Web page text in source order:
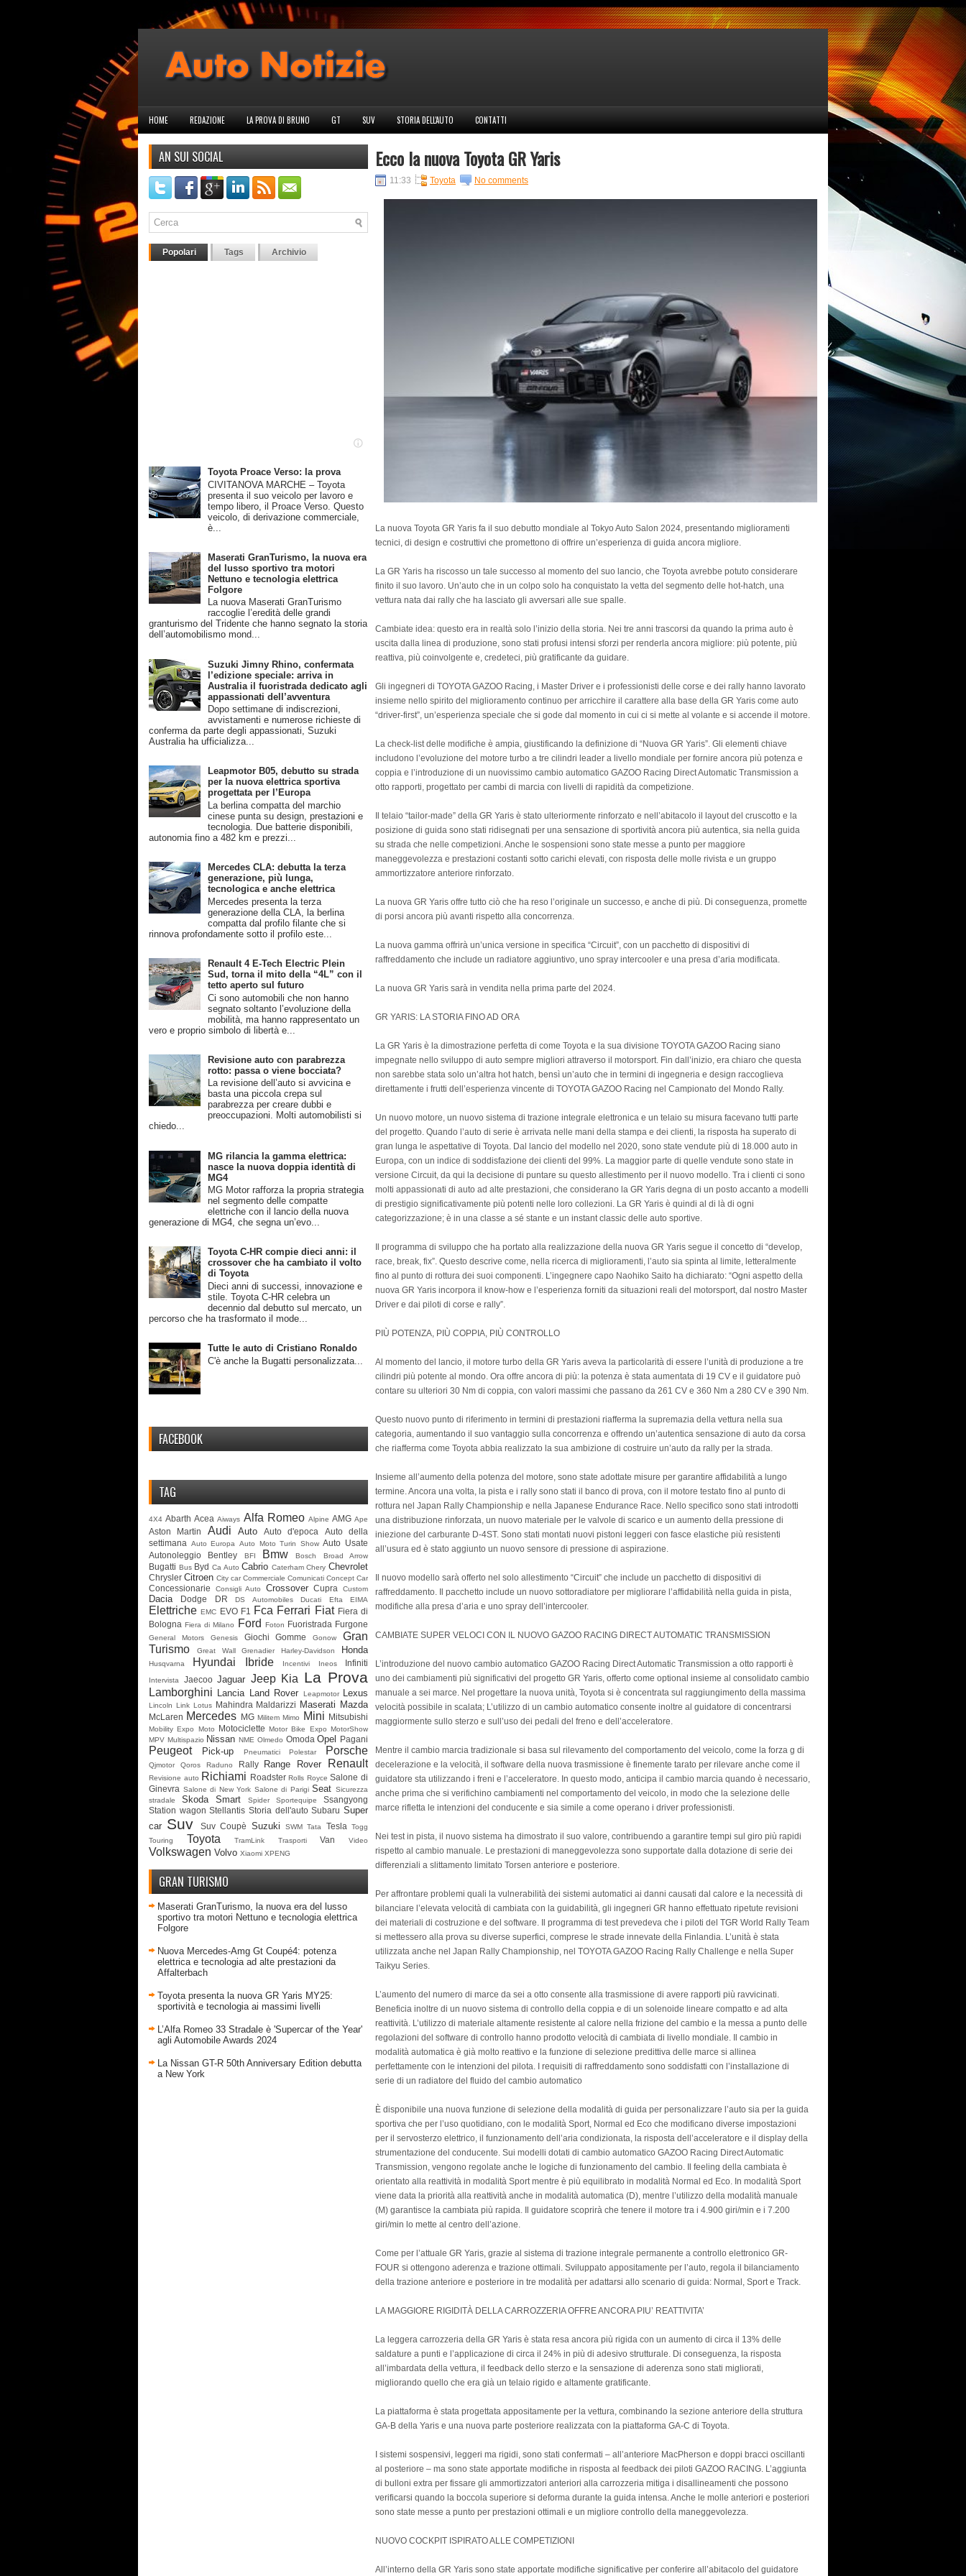
HOME REDAZIONE LA PROVA DI BRUNO GT SUV STORIA DELL'AUTO CONTATTI
AN SUI SOCIAL
Popolari Tags Archivio
Toyota Proace Verso: la prova
CIVITANOVA MARCHE – Toyota
presenta il suo veicolo per lavoro e
tempo libero, il Proace Verso. Questo
veicolo, di derivazione commerciale,
è...
Maserati GranTurismo, la nuova era
del lusso sportivo tra motori
Nettuno e tecnologia elettrica
Folgore
La nuova Maserati GranTurismo
raccoglie l’eredità delle grandi
granturismo del Tridente che hanno segnato la storia
dell’automobilismo mond...
Suzuki Jimny Rhino, confermata
l’edizione speciale: arriva in
Australia il fuoristrada dedicato agli
appassionati dell’avventura
Dopo settimane di indiscrezioni,
avvistamenti e numerose richieste di
conferma da parte degli appassionati, Suzuki
Australia ha ufficializza...
Leapmotor B05, debutto su strada
per la nuova elettrica sportiva
progettata per l’Europa
La berlina compatta del marchio
cinese punta su design, prestazioni e
tecnologia. Due batterie disponibili,
autonomia fino a 482 km e prezzi...
Mercedes CLA: debutta la terza
generazione, più lunga,
tecnologica e anche elettrica
Mercedes presenta la terza
generazione della CLA, la berlina
compatta dal profilo filante che si
rinnova profondamente sotto il profilo este...
Renault 4 E-Tech Electric Plein
Sud, torna il mito della “4L” con il
tetto aperto sul futuro
Ci sono automobili che non hanno
segnato soltanto l’evoluzione della
mobilità, ma hanno rappresentato un
vero e proprio simbolo di libertà e...
Revisione auto con parabrezza
rotto: passa o viene bocciata?
La revisione dell’auto si avvicina e
basta una piccola crepa sul
parabrezza per creare dubbi e
preoccupazioni. Molti automobilisti si
chiedo...
MG rilancia la gamma elettrica:
nasce la nuova doppia identità di
MG4
MG Motor rafforza la propria strategia
nel segmento delle compatte
elettriche con il lancio della nuova
generazione di MG4, che segna un’evo...
Toyota C-HR compie dieci anni: il
crossover che ha cambiato il volto
di Toyota
Dieci anni di successi, innovazione e
stile. Toyota C-HR celebra un
decennio dal debutto sul mercato, un
percorso che ha trasformato il mode...
Tutte le auto di Cristiano Ronaldo
C'è anche la Bugatti personalizzata...
FACEBOOK
TAG
4X4 Abarth Acea Aiways Alfa Romeo Alpine AMG Ape
Aston Martin Audi Auto Auto d'epoca
Auto della
settimana
Auto Europa Auto Moto Turin Show Auto Usate
Autonoleggio
Bentley BFI Bmw Bosch Broad Arrow
Bugatti Bus Byd Ca Auto Cabrio Caterham Chery Chevrolet
Chrysler Citroen City car Commerciale Comunicati Concept Car
Concessionarie Consigli Auto Crossover Cupra Custom
Dacia Dodge DR DS Automobiles Ducati Efta EIMA
Elettriche EMC EVO F1 Fca Ferrari Fiat Fiera di
Bologna Fiera di Milano Ford Foton Fuoristrada Furgone
General Motors Genesis Giochi Gomme Gonow
Gran
Turismo
Great Wall Grenadier Harley-Davidson Honda
Husqvarna Hyundai Ibride Incentivi Ineos Infiniti
Intervista Jaecoo Jaguar Jeep Kia La Prova
Lamborghini Lancia Land Rover Leapmotor Lexus
Lincoln Link Lotus Mahindra Maldarizzi Maserati Mazda
McLaren Mercedes MG Militem Mimo Mini Mitsubishi
Mobility Expo Moto Motociclette Motor Bike Expo MotorShow
MPV Multispazio Nissan NME Olmedo Omoda Opel Pagani
Peugeot Pick-up Pneumatici Polestar Porsche
Qjmotor Qoros Raduno Rally Range Rover Renault
Revisione auto Richiami Roadster Rolls Royce Salone di
Ginevra Salone di New York Salone di Parigi Seat Sicurezza
stradale
Skoda Smart Spider Sportequipe
Ssangyong
Station wagon Stellantis Storia dell'auto Subaru Super
car Suv Suv Coupè Suzuki SWM Tata Tesla
Togg
Touring
Toyota TramLink Trasporti Van Video
Volkswagen Volvo Xiaomi XPENG
GRAN TURISMO
Maserati GranTurismo, la nuova era del lusso
sportivo tra motori Nettuno e tecnologia elettrica
Folgore
Nuova Mercedes-Amg Gt Coupé4: potenza
elettrica e tecnologia ad alte prestazioni da
Affalterbach
Toyota presenta la nuova GR Yaris MY25:
sportività e tecnologia ai massimi livelli
L’Alfa Romeo 33 Stradale è 'Supercar of the Year'
agli Automobile Awards 2024
La Nissan GT-R 50th Anniversary Edition debutta
a New York
Ecco la nuova Toyota GR Yaris
11:33 Toyota No comments
La nuova Toyota GR Yaris fa il suo debutto mondiale al Tokyo Auto Salon 2024, presentando miglioramenti
tecnici, di design e costruttivi che promettono di offrire un’esperienza di guida ancora migliore.
La GR Yaris ha riscosso un tale successo al momento del suo lancio, che Toyota avrebbe potuto considerare
finito il suo lavoro. Un’auto che in un colpo solo ha conquistato la vetta del segmento delle hot-hatch, una
vettura nata dai rally che ha lasciato gli avversari alle sue spalle.
Cambiate idea: questo era in realtà solo l’inizio della storia. Nei tre anni trascorsi da quando la prima auto è
uscita dalla linea di produzione, sono stati profusi intensi sforzi per renderla ancora migliore: più potente, più
reattiva, più coinvolgente e, credeteci, più gratificante da guidare.
Gli ingegneri di TOYOTA GAZOO Racing, i Master Driver e i professionisti delle corse e dei rally hanno lavorato
insieme nello spirito del miglioramento continuo per arricchire il carattere alla base della GR Yaris come auto
“driver-first”, un’esperienza speciale che si gode dal momento in cui ci si mette al volante e si accende il motore.
La check-list delle modifiche è ampia, giustificando la definizione di “Nuova GR Yaris”. Gli elementi chiave
includono l’evoluzione del motore turbo a tre cilindri leader a livello mondiale per fornire ancora più potenza e
coppia e l’introduzione di un nuovissimo cambio automatico GAZOO Racing Direct Automatic Transmission a
otto rapporti, progettato per cambi di marcia con livelli di rapidità da competizione.
Il telaio “tailor-made” della GR Yaris è stato ulteriormente rinforzato e nell’abitacolo il layout del cruscotto e la
posizione di guida sono stati ridisegnati per una sensazione di sportività ancora più autentica, sia nella guida
su strada che nelle competizioni. Anche le sospensioni sono state messe a punto per maggiore
maneggevolezza e prestazioni costanti sotto carichi elevati, con risposta delle molle rivista e un gruppo
ammortizzatore anteriore rinforzato.
La nuova GR Yaris offre tutto ciò che ha reso l’originale un successo, e anche di più. Di conseguenza, promette
di porsi ancora più avanti rispetto alla concorrenza.
La nuova gamma offrirà un’unica versione in specifica “Circuit”, con un pacchetto di dispositivi di
raffreddamento che include un radiatore aggiuntivo, uno spray intercooler e una presa d’aria modificata.
La nuova GR Yaris sarà in vendita nella prima parte del 2024.
GR YARIS: LA STORIA FINO AD ORA
La GR Yaris è la dimostrazione perfetta di come Toyota e la sua divisione TOYOTA GAZOO Racing siano
impegnate nello sviluppo di auto sempre migliori attraverso il motorsport. Fin dall’inizio, era chiaro che questa
non sarebbe stata solo un’altra hot hatch, bensì un’auto che in termini di ingegneria e design raccoglieva
direttamente i frutti dell’esperienza vincente di TOYOTA GAZOO Racing nel Campionato del Mondo Rally.
Un nuovo motore, un nuovo sistema di trazione integrale elettronica e un telaio su misura facevano tutti parte
del progetto. Quando l’auto di serie è arrivata nelle mani della stampa e dei clienti, la risposta ha superato di
gran lunga le aspettative di Toyota. Dal lancio del modello nel 2020, sono state vendute più di 18.000 auto in
Europa, con un indice di soddisfazione dei clienti del 99%. La maggior parte di quelle vendute sono state in
versione Circuit, da qui la decisione di puntare su questo allestimento per il nuovo modello. Tra i clienti ci sono
molti appassionati di auto ad alte prestazioni, che considerano la GR Yaris degna di un posto accanto a modelli
di prestigio significativamente più potenti nelle loro collezioni. La GR Yaris è quindi al di là di ogni
categorizzazione; è in una classe a sé stante e un instant classic delle auto sportive.
Il programma di sviluppo che ha portato alla realizzazione della nuova GR Yaris segue il concetto di “develop,
race, break, fix”. Questo descrive come, nella ricerca di miglioramenti, l’auto sia spinta al limite, letteralmente
fino al punto di rottura dei suoi componenti. L’ingegnere capo Naohiko Saito ha dichiarato: “Ogni aspetto della
nuova GR Yaris incorpora il know-how e l’esperienza forniti da situazioni reali del motorsport, dal nostro Master
Driver e dai piloti di corse e rally”.
PIÙ POTENZA, PIÙ COPPIA, PIÙ CONTROLLO
Al momento del lancio, il motore turbo della GR Yaris aveva la particolarità di essere l’unità di produzione a tre
cilindri più potente al mondo. Ora offre ancora di più: la potenza è stata aumentata di 19 CV e il guidatore può
contare su ulteriori 30 Nm di coppia, con valori massimi che passano da 261 CV e 360 Nm a 280 CV e 390 Nm.
Questo nuovo punto di riferimento in termini di prestazioni riafferma la supremazia della vettura nella sua
categoria, aumentando il suo vantaggio sulla concorrenza e offrendo un’autentica sensazione di auto da corsa
che riafferma come Toyota abbia realizzato la sua ambizione di costruire un’auto da rally per la strada.
Insieme all’aumento della potenza del motore, sono state adottate misure per garantire affidabilità a lungo
termine. Ancora una volta, la pista e i rally sono stati il banco di prova, con il motore testato fino al punto di
rottura nel Japan Rally Championship e nella Japanese Endurance Race. Nello specifico sono stati introdotti
una distribuzione rinforzata, un nuovo materiale per le valvole di scarico e un aumento della pressione di
iniezione del carburante D-4ST. Sono stati montati nuovi pistoni leggeri con fasce elastiche più resistenti
all’usura ed è stato aggiunto un nuovo sensore di pressione di aspirazione.
Il nuovo modello sarà offerto nel solo allestimento “Circuit” che include un pacchetto di dispositivi di
raffreddamento. Il pacchetto include un nuovo sottoradiatore per migliorare l’affidabilità nella guida in pista,
modifiche alla presa d’aria e uno spray dell’intercooler.
CAMBIATE SUPER VELOCI CON IL NUOVO GAZOO RACING DIRECT AUTOMATIC TRANSMISSION
L’introduzione del nuovo cambio automatico GAZOO Racing Direct Automatic Transmission a otto rapporti è
uno dei cambiamenti più significativi del progetto GR Yaris, offerto come optional insieme al consolidato cambio
manuale a sei marce. Nel progettare la nuova unità, Toyota si è concentrata sul raggiungimento della massima
velocità possibile in scalata; L’utilizzo di un cambio automatico consente inoltre al guidatore di concentrarsi
maggiormente sullo sterzo e sull’uso dei pedali del freno e dell’acceleratore.
Mentre il cambio marcia tradizionale si basa sul rilevamento del comportamento del veicolo, come la forza g di
decelerazione e la velocità, il software della nuova trasmissione è finemente tarato per rilevare anche come il
guidatore sta utilizzando i freni e l’acceleratore. In questo modo, anticipa il cambio marcia quando è necessario,
anche prima che si verifichino cambiamenti nel comportamento del veicolo, in modo che la selezione delle
marce rifletta le intenzioni del conducente e sia simile a come operano i driver professionisti.
Nei test in pista, il nuovo sistema ha dimostrato il suo valore, contribuendo a garantire tempi sul giro più rapidi
rispetto al cambio manuale. Le prestazioni di maneggevolezza sono supportate dalla dotazione di serie dei
differenziali a slittamento limitato Torsen anteriore e posteriore.
Per affrontare problemi quali la vulnerabilità dei sistemi automatici ai danni causati dal calore e la necessità di
bilanciare l’elevata velocità di cambiata con la guidabilità, gli ingegneri GR hanno effettuato ripetute revisioni
dei materiali di costruzione e del software. Il programma di test prevedeva che i piloti del TGR World Rally Team
si mettessero alla prova su diverse superfici, comprese le strade innevate della Finlandia. L’unità è stata
utilizzata anche nel Japan Rally Championship, nel TOYOTA GAZOO Racing Rally Challenge e nella Super
Taikyu Series.
L’aumento del numero di marce da sei a otto consente alla trasmissione di avere rapporti più ravvicinati.
Beneficia inoltre di un nuovo sistema di controllo della coppia e di un solenoide lineare compatto e ad alta
reattività. L’utilizzo di materiale altamente resistente al calore nella frizione del cambio e la messa a punto delle
regolazioni del software di controllo hanno prodotto velocità di cambiata di livello mondiale. Il cambio in
modalità automatica è già molto reattivo e la funzione di selezione predittiva delle marce si allinea
perfettamente con le intenzioni del pilota. I requisiti di raffreddamento sono soddisfatti con l’installazione di
serie di un radiatore del fluido del cambio automatico
È disponibile una nuova funzione di selezione della modalità di guida per personalizzare l’auto sia per la guida
sportiva che per l’uso quotidiano, con le modalità Sport, Normal ed Eco che modificano diverse impostazioni
per il servosterzo elettrico, il funzionamento dell’aria condizionata, la risposta dell’acceleratore e il display della
strumentazione del conducente. Sui modelli dotati di cambio automatico GAZOO Racing Direct Automatic
Transmission, vengono regolate anche le logiche di funzionamento del cambio. Il feeling della cambiata è
orientato alla reattività in modalità Sport mentre è più equilibrato in modalità Normal ed Eco. In modalità Sport
viene data la priorità alla reattività anche in modalità automatica (D), mentre l’utilizzo della modalità manuale
(M) garantisce la cambiata più rapida. Il guidatore scoprirà che tenere il motore tra i 4.900 giri/min e i 7.200
giri/min lo mette al centro dell’azione.
Come per l’attuale GR Yaris, grazie al sistema di trazione integrale permanente a controllo elettronico GR-
FOUR si ottengono aderenza e trazione ottimali. Sviluppato appositamente per l’auto, regola il bilanciamento
della trazione anteriore e posteriore in tre modalità per adattarsi allo scenario di guida: Normal, Sport e Track.
LA MAGGIORE RIGIDITÀ DELLA CARROZZERIA OFFRE ANCORA PIU’ REATTIVITA’
La leggera carrozzeria della GR Yaris è stata resa ancora più rigida con un aumento di circa il 13% delle
saldature a punti e l’applicazione di circa il 24% in più di adesivo strutturale. Di conseguenza, la risposta
all’imbardata della vettura, il feedback dello sterzo e la sensazione di aderenza sono stati migliorati,
migliorando quello che era già un telaio rigido e altamente gratificante.
La piattaforma è stata progettata appositamente per la vettura, combinando la sezione anteriore della struttura
GA-B della Yaris e una nuova parte posteriore realizzata con la piattaforma GA-C di Toyota.
I sistemi sospensivi, leggeri ma rigidi, sono stati confermati – all’anteriore MacPherson e doppi bracci oscillanti
al posteriore – ma sono state apportate modifiche in risposta al feedback dei piloti GAZOO RACING. L’aggiunta
di bulloni extra per fissare gli ammortizzatori anteriori alla carrozzeria mitiga i disallineamenti che possono
verificarsi quando la boccola superiore si deforma durante la guida intensa. Anche le molle anteriori e posteriori
sono state messe a punto per prestazioni ottimali e un migliore controllo della maneggevolezza.
NUOVO COCKPIT ISPIRATO ALLE COMPETIZIONI
All’interno della GR Yaris sono state apportate modifiche significative per conferire all’abitacolo del guidatore